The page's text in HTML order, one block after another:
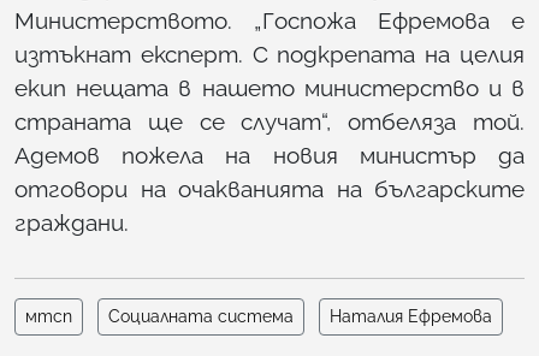
Министерството. „Госпожа Ефремова е
изтъкнат експерт. С подкрепата на целия
екип нещата в нашето министерство и в
страната ще се случат“, отбеляза той.
Адемов пожела на новия министър да
отговори на очакванията на българските
граждани.
мтсп Социалната система Наталия Ефремова